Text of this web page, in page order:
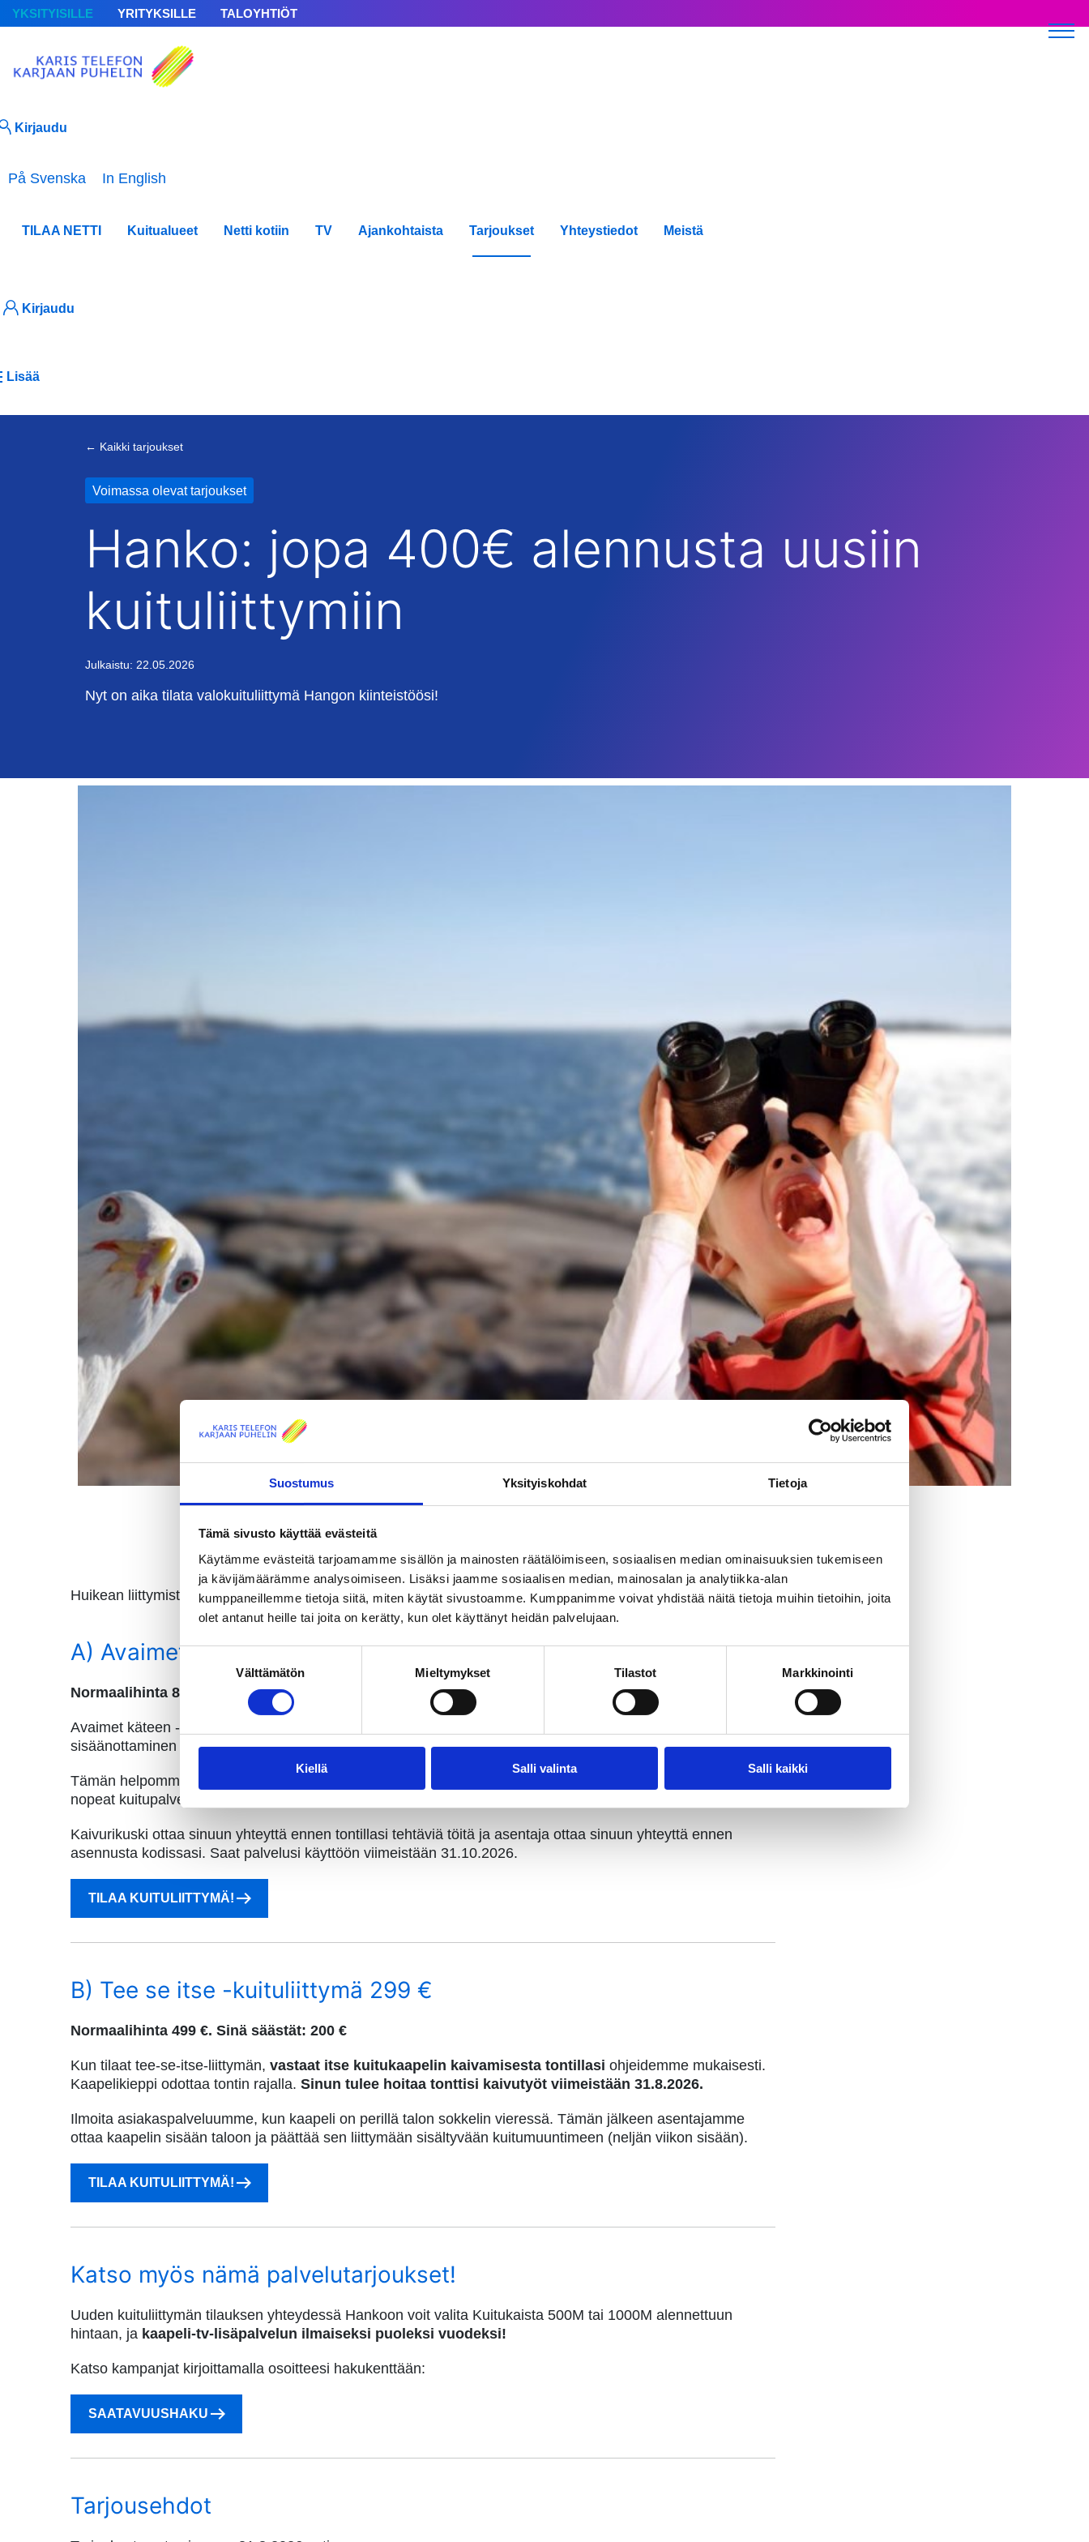
Suostumus Yksityiskohdat Tietoja
Tämä sivusto käyttää evästeitä
Käytämme evästeitä tarjoamamme sisällön ja mainosten räätälöimiseen, sosiaalisen median ominaisuuksien tukemiseen
ja kävijämäärämme analysoimiseen. Lisäksi jaamme sosiaalisen median, mainosalan ja analytiikka-alan
kumppaneillemme tietoja siitä, miten käytät sivustoamme. Kumppanimme voivat yhdistää näitä tietoja muihin tietoihin, joita
olet antanut heille tai joita on kerätty, kun olet käyttänyt heidän palvelujaan.
Välttämätön Mieltymykset Tilastot Markkinointi
Kiellä Salli valinta Salli kaikki
YKSITYISILLE YRITYKSILLE TALOYHTIÖT
Kirjaudu
Valitse kieli
På Svenska In English
TILAA NETTI Kuitualueet Netti kotiin TV Ajankohtaista Tarjoukset Yhteystiedot Meistä
Kirjaudu
Lisää
← Kaikki tarjoukset
Voimassa olevat tarjoukset
Hanko: jopa 400€ alennusta uusiin
kuituliittymiin
Julkaistu: 22.05.2026
Nyt on aika tilata valokuituliittymä Hangon kiinteistöösi!
Huikean liittymistarjouksen lisäksi voit valita edullisen nettitarjouksen sekä kaapelitelevision ilmaiseksi 6kk!
A) Avaimet käteen -kuituliittymä 499 €
Normaalihinta 899 €. Sinä säästät: 400 €
Avaimet käteen -tarjoukseen
sisäänottaminen taloon ja sen päättäminen tilaukseen sisältyvään kuitumuuntimeen.
Tämän helpommaksi ei mene – tilauksen jälkeen sinun ei tarvitse tehdä muuta kuin odottaa, että saat uudet,
nopeat kuitupalvelusi käyttöön!
Kaivurikuski ottaa sinuun yhteyttä ennen tontillasi tehtäviä töitä ja asentaja ottaa sinuun yhteyttä ennen
asennusta kodissasi. Saat palvelusi käyttöön viimeistään 31.10.2026.
TILAA KUITULIITTYMÄ!
B) Tee se itse -kuituliittymä 299 €
Normaalihinta 499 €. Sinä säästät: 200 €
Kun tilaat tee-se-itse-liittymän, vastaat itse kuitukaapelin kaivamisesta tontillasi ohjeidemme mukaisesti.
Kaapelikieppi odottaa tontin rajalla. Sinun tulee hoitaa tonttisi kaivutyöt viimeistään 31.8.2026.
Ilmoita asiakaspalveluumme, kun kaapeli on perillä talon sokkelin vieressä. Tämän jälkeen asentajamme
ottaa kaapelin sisään taloon ja päättää sen liittymään sisältyvään kuitumuuntimeen (neljän viikon sisään).
TILAA KUITULIITTYMÄ!
Katso myös nämä palvelutarjoukset!
Uuden kuituliittymän tilauksen yhteydessä Hankoon voit valita Kuitukaista 500M tai 1000M alennettuun
hintaan, ja kaapeli-tv-lisäpalvelun ilmaiseksi puoleksi vuodeksi!
Katso kampanjat kirjoittamalla osoitteesi hakukenttään:
SAATAVUUSHAKU
Tarjousehdot